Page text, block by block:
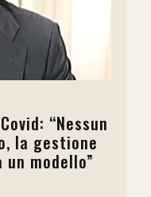
“Nessun
la gestione
modello”